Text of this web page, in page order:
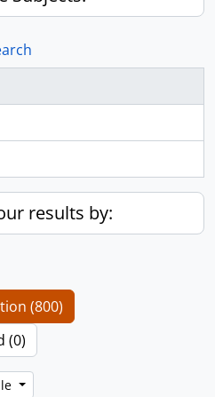
results by:
(800)
(0)